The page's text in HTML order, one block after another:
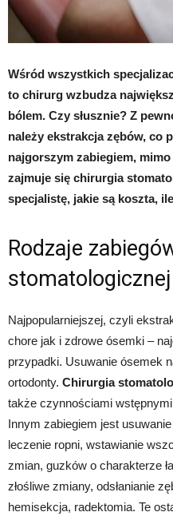
Wśród wszystkich
to chirurg wzbudza
bólem. Czy słusznie? Z
należy ekstrakcja zębów, co
najgorszym zabiegiem,
zajmuje się chirurgia
specjalistę, jakie są koszta,
Rodzaje
stomatologicznej
Najpopularniejszej, czyli
chore jak i zdrowe ósemki –
przypadki. Usuwanie ósemek
ortodonty. Chirurgia
także czynnościami
Innym zabiegiem jest
leczenie ropni, wstawianie
zmian, guzków o charakterze
złośliwe zmiany, odsłanianie
hemisekcja, radektomia. Te